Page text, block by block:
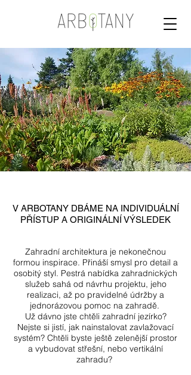
V ARBOTANY DBÁME NA INDIVIDUÁLNÍ
PŘÍSTUP A ORIGINÁLNÍ VÝSLEDEK
Zahradní architektura je nekonečnou
formou inspirace. Přináší smysl pro detail a
osobitý styl. Pestrá nabídka zahradnických
služeb sahá od návrhu projektu, jeho
realizaci, až po pravidelné údržby a
jednorázovou pomoc na zahradě.
Už dávno jste chtěli zahradní jezírko?
Nejste si jistí, jak nainstalovat zavlažovací
systém? Chtěli byste ještě zelenější prostor
a vybudovat střešní, nebo vertikální
zahradu?